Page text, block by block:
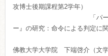
攻博士後期課程第2学年）
「パーリ律戒本註
ー』の研究：命令による判定に関
佛教大学大学院 下端啓介（文学